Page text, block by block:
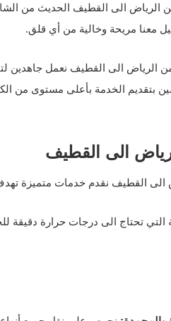
الرياض الى القطيف الحديث من
معنا مريحة وخالية من أي قلق.
الى القطيف نعمل جاهدين
بتقديم الخدمة بأعلى مستوى من
الى القطيف
القطيف نقدم خدمات متميزة تهدف
تحتاج الى درجات حرارة دقيقة